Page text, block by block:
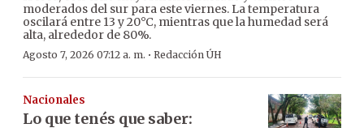
moderados del sur para este viernes. La temperatura
oscilará entre 13 y 20°C, mientras que la humedad será
alta, alrededor de 80%.
Agosto 7, 2026 07:12 a. m. · Redacción ÚH
Nacionales
Lo que tenés que saber: